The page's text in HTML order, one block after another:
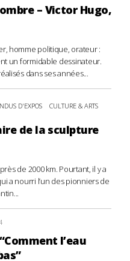
– Victor Hugo,
homme politique, orateur :
un formidable dessinateur.
dans ses années...
D'EXPOS CULTURE & ARTS
de la sculpture
de 2000 km. Pourtant, il y a
a nourri l’un des pionniers de
l’eau